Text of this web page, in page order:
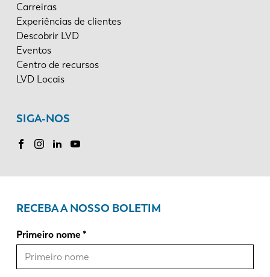
Carreiras
Experiências de clientes
Descobrir LVD
Eventos
Centro de recursos
LVD Locais
SIGA-NOS
RECEBA A NOSSO BOLETIM
Primeiro nome